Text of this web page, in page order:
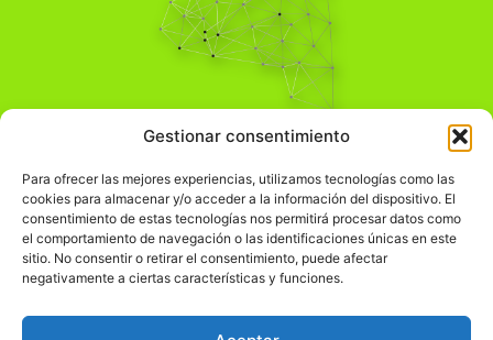
Gestionar consentimiento
Para ofrecer las mejores experiencias, utilizamos tecnologías como las
cookies para almacenar y/o acceder a la información del dispositivo. El
consentimiento de estas tecnologías nos permitirá procesar datos como
el comportamiento de navegación o las identificaciones únicas en este
sitio. No consentir o retirar el consentimiento, puede afectar
negativamente a ciertas características y funciones.
Pensamiento Crítico
Comprender el mundo para transformarlo.
Información Legal
჻Política de privacidad